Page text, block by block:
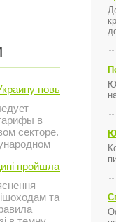
повысить ...
в
секторе.
в
на
пройшла акція ...
та